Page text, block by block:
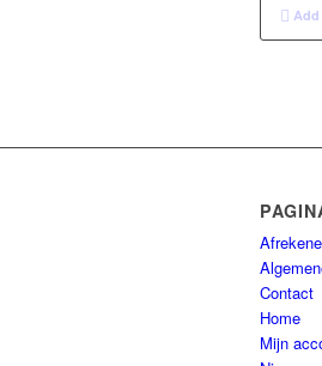
Add
Contact
Home
Mijn